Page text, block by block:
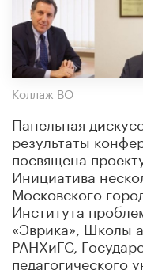
Коллаж ВО
Панельная
результаты
посвящена
Инициатива
Московского
Института
«Эврика», Школы
РАНХиГС,
педагогического